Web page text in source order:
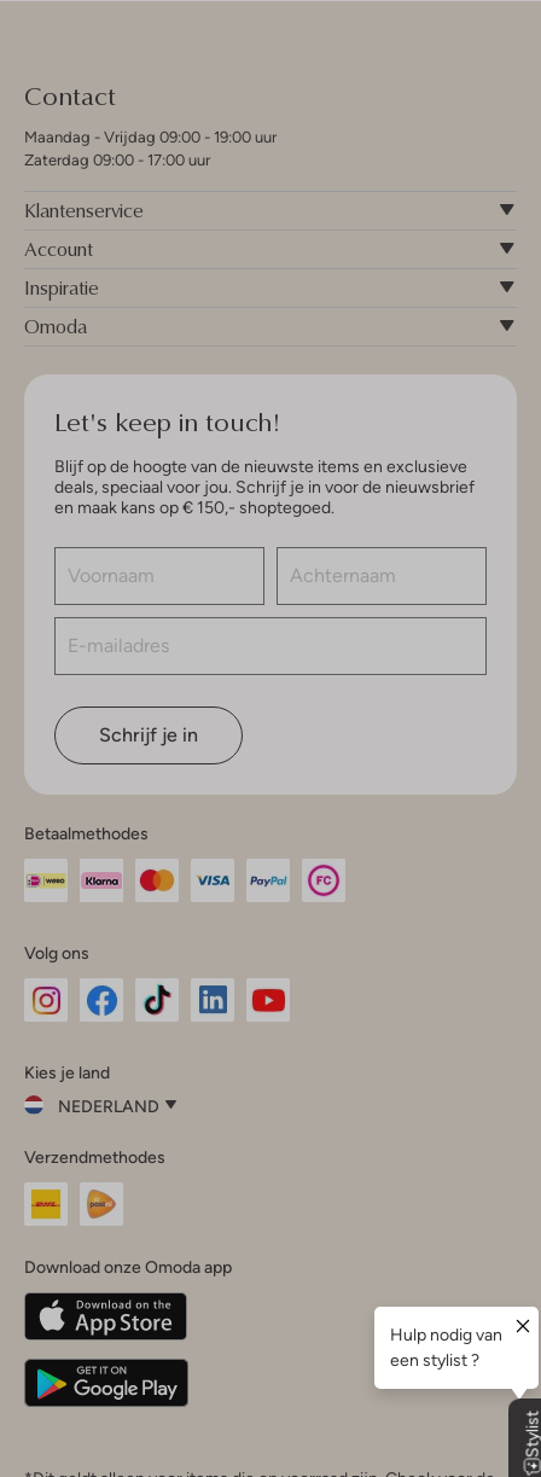
Contact
Maandag - Vrijdag 09:00 - 19:00 uur
Zaterdag 09:00 - 17:00 uur
Klantenservice
Account
Inspiratie
Omoda
Let's keep in touch!
Blijf op de hoogte van de nieuwste items en exclusieve
deals, speciaal voor jou. Schrijf je in voor de nieuwsbrief
en maak kans op € 150,- shoptegoed.
Schrijf je in
Betaalmethodes
Volg ons
InstagramFacebook
Kies je land
NEDERLAND
je
land
Nederland
Belgique(Français)
Deutschland
Verzendmethodes
Download onze Omoda app